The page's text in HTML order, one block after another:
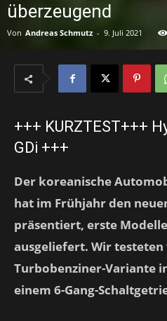
überzeugend
Von Andreas Schmutz - 9. Juli 2021
+++ KURZTEST+++
GDi +++
Der koreanische
hat im Frühjahr den
präsentiert, erste
ausgeliefert. Wir testeten
Turbobenziner-Variante
einem 6-Gang-